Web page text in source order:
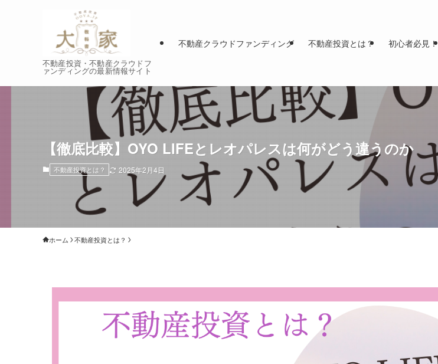
不動産投資・不動産クラウドフ
ァンディングの最新情報サイト
不動産クラウドファンディング 不動産投資とは？ 初心者必見！
【徹底比較】OYO LIFEとレオパレスは何がどう違うのか
不動産投資とは？ 2025年2月4日
ホーム 不動産投資とは？